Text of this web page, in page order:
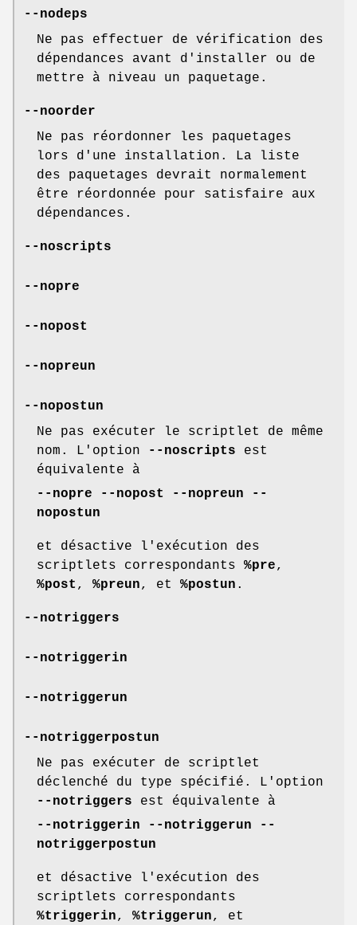
--nodeps
Ne pas effectuer de vérification des
dépendances avant d'installer ou de
mettre à niveau un paquetage.
--noorder
Ne pas réordonner les paquetages
lors d'une installation. La liste
des paquetages devrait normalement
être réordonnée pour satisfaire aux
dépendances.
--noscripts
--nopre
--nopost
--nopreun
--nopostun
Ne pas exécuter le scriptlet de même
nom. L'option
--noscripts est
équivalente à
--nopre
--nopost --nopreun
--
nopostun
et désactive l'exécution des
scriptlets correspondants %pre,
%post , %preun, et %postun .
--notriggers
--notriggerin
--notriggerun
--notriggerpostun
Ne pas exécuter de scriptlet
déclenché du type spécifié. L'option
--notriggers est équivalente à
--notriggerin
--notriggerun
--
notriggerpostun
et désactive l'exécution des
scriptlets correspondants
%triggerin, %triggerun, et